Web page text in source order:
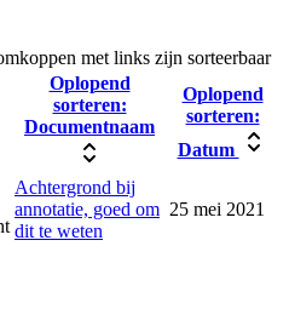
met links zijn sorteerbaar
Oplopend
sorteren:
Documentnaam
Oplopend
sorteren:
Datum
Achtergrond bij
annotatie, goed om
dit te weten
25 mei 2021